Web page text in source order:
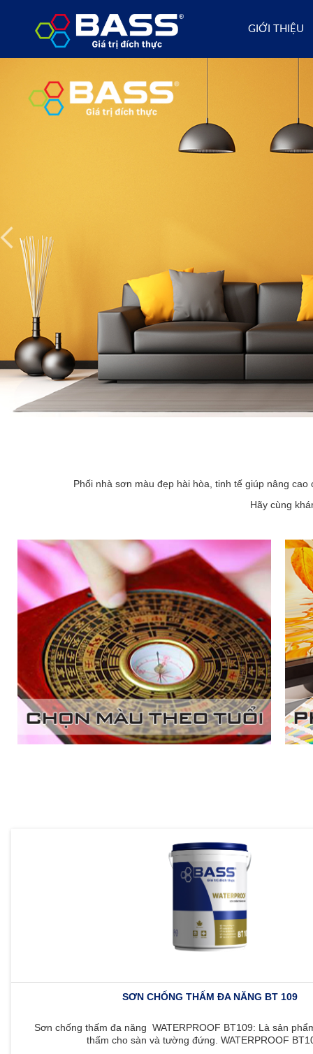
GIỚI THIỆU
Phối nhà sơn màu đẹp hài hòa, tinh tế giúp nâng
Hãy cùng
SƠN CHỐNG THẤM ĐA NĂNG BT 109
Sơn chống thấm đa năng WATERPROOF BT109: Là sản
thấm cho sàn và tường đứng. WATERPROOF